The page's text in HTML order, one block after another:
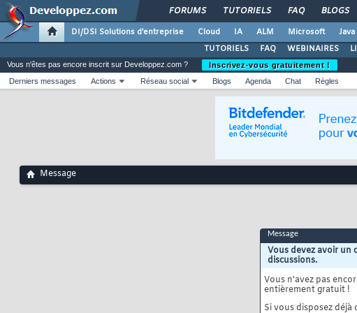
FORUMS TUTORIELS FAQ BLOGS
DI/DSI Solutions d'entreprise Cloud IA ALM Microsoft Java
TUTORIELS
FAQ WEBINAIRES
Vous n'êtes pas encore inscrit sur Developpez.com ?
Inscrivez-vous gratuitement !
Derniers messages
Actions Réseau social Blogs Agenda Chat Règles
Message
Message
Vous devez avoir un
discussions.
Vous n'avez pas
entièrement gratuit !
Si vous disposez